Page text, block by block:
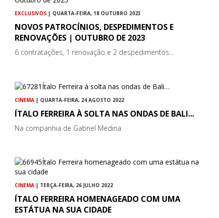
EXCLUSIVOS | QUARTA-FEIRA, 18 OUTUBRO 2023
NOVOS PATROCÍNIOS, DESPEDIMENTOS E
RENOVAÇÕES | OUTUBRO DE 2023
6 contratações, 1 renovação e 2 despedimentos...
CINEMA | QUARTA-FEIRA, 24 AGOSTO 2022
ÍTALO FERREIRA À SOLTA NAS ONDAS DE BALI...
Na companhia de Gabriel Medina
CINEMA | TERÇA-FEIRA, 26 JULHO 2022
ÍTALO FERREIRA HOMENAGEADO COM UMA
ESTÁTUA NA SUA CIDADE